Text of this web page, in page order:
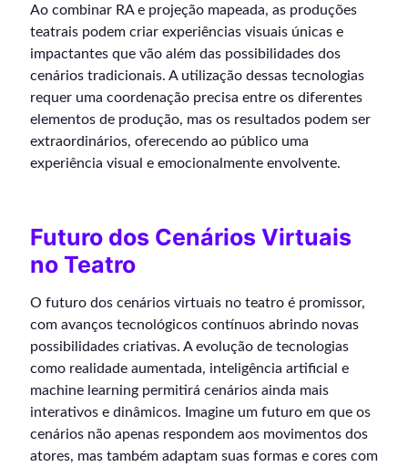
Ao combinar RA e projeção mapeada, as produções
teatrais podem criar experiências visuais únicas e
impactantes que vão além das possibilidades dos
cenários tradicionais. A utilização dessas tecnologias
requer uma coordenação precisa entre os diferentes
elementos de produção, mas os resultados podem ser
extraordinários, oferecendo ao público uma
experiência visual e emocionalmente envolvente.
Futuro dos Cenários Virtuais
no Teatro
O futuro dos cenários virtuais no teatro é promissor,
com avanços tecnológicos contínuos abrindo novas
possibilidades criativas. A evolução de tecnologias
como realidade aumentada, inteligência artificial e
machine learning permitirá cenários ainda mais
interativos e dinâmicos. Imagine um futuro em que os
cenários não apenas respondem aos movimentos dos
atores, mas também adaptam suas formas e cores com